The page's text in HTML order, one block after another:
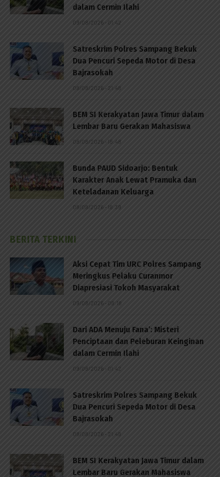
dalam Cermin Ilahi
09/08/2026 - 01:42
Satreskrim Polres Sampang Bekuk
Dua Pencuri Sepeda Motor di Desa
Bajrasokah
08/08/2026 - 21:48
BEM SI Kerakyatan Jawa Timur dalam
Lembar Baru Gerakan Mahasiswa
08/08/2026 - 18:48
Bunda PAUD Sidoarjo: Bentuk
Karakter Anak Lewat Pramuka dan
Keteladanan Keluarga
08/08/2026 - 18:39
BERITA TERKINI
Aksi Cepat Tim URC Polres Sampang
Meringkus Pelaku Curanmor
Diapresiasi Tokoh Masyarakat
09/08/2026 - 08:18
Dari ADA Menuju Fana’: Misteri
Penciptaan dan Peleburan Keinginan
dalam Cermin Ilahi
09/08/2026 - 01:42
Satreskrim Polres Sampang Bekuk
Dua Pencuri Sepeda Motor di Desa
Bajrasokah
08/08/2026 - 21:48
BEM SI Kerakyatan Jawa Timur dalam
Lembar Baru Gerakan Mahasiswa